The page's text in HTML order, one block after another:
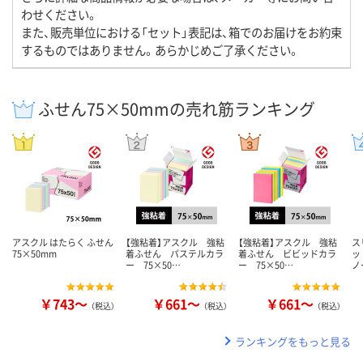
わせください。
また、販売単位における「セット」表記は、箱でのお届けをお約束
するものではありません。あらかじめご了承ください。
ふせん75×50mmの売れ筋ランキング
アスクル はたらく ふせん
75×50mm
￥743～ （税込）
【強粘着】アスクル 強粘
着ふせん パステルカラ
ー 75×50…
￥661～ （税込）
【強粘着】アスクル 強粘
着ふせん ビビッドカラ
ー 75×50…
￥661～ （税込）
ランキングをもっと見る